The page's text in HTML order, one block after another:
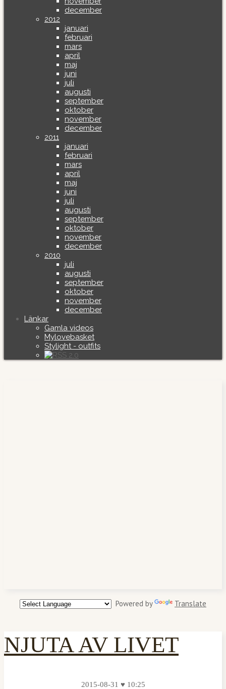
december
2012
januari
februari
mars
april
maj
juni
juli
augusti
september
oktober
november
december
2011
januari
februari
mars
april
maj
juni
juli
augusti
september
oktober
november
december
2010
juli
augusti
september
oktober
november
december
Länkar
Gamla videos
Mylovebasket
Stylight - outfits
Powered by Translate
NJUTA AV LIVET
2015-08-31 ♥ 10:25